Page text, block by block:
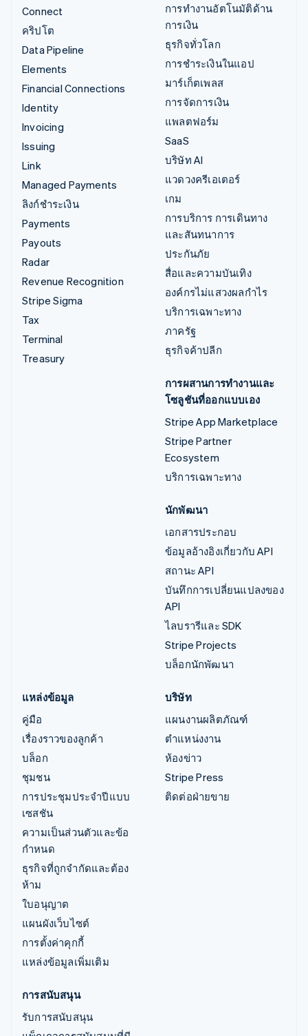
Connect
คริปโต
Data Pipeline
Elements
Financial Connections
Identity
Invoicing
Issuing
Link
Managed Payments
ลิงก์ชำระเงิน
Payments
Payouts
Radar
Revenue Recognition
Stripe Sigma
Tax
Terminal
Treasury
การทำงานอัตโนมัติด้าน
การเงิน
ธุรกิจทั่วโลก
การชำระเงินในแอป
มาร์เก็ตเพลส
การจัดการเงิน
แพลตฟอร์ม
SaaS
บริษัท AI
แวดวงครีเอเตอร์
เกม
การบริการ การเดินทาง
และสันทนาการ
ประกันภัย
สื่อและความบันเทิง
องค์กรไม่แสวงผลกำไร
บริการเฉพาะทาง
ภาครัฐ
ธุรกิจค้าปลีก
การผสานการทำงานและ
โซลูชันที่ออกแบบเอง
Stripe App Marketplace
Stripe Partner
Ecosystem
บริการเฉพาะทาง
นักพัฒนา
เอกสารประกอบ
ข้อมูลอ้างอิงเกี่ยวกับ API
สถานะ API
บันทึกการเปลี่ยนแปลงของ
API
ไลบรารีและ SDK
Stripe Projects
บล็อกนักพัฒนา
แหล่งข้อมูล
คู่มือ
เรื่องราวของลูกค้า
บล็อก
ชุมชน
การประชุมประจำปีแบบ
เซสชัน
ความเป็นส่วนตัวและข้อ
กำหนด
ธุรกิจที่ถูกจำกัดและต้อง
ห้าม
ใบอนุญาต
แผนผังเว็บไซต์
การตั้งค่าคุกกี้
แหล่งข้อมูลเพิ่มเติม
บริษัท
แผนงานผลิตภัณฑ์
ตำแหน่งงาน
ห้องข่าว
Stripe Press
ติดต่อฝ่ายขาย
การสนับสนุน
รับการสนับสนุน